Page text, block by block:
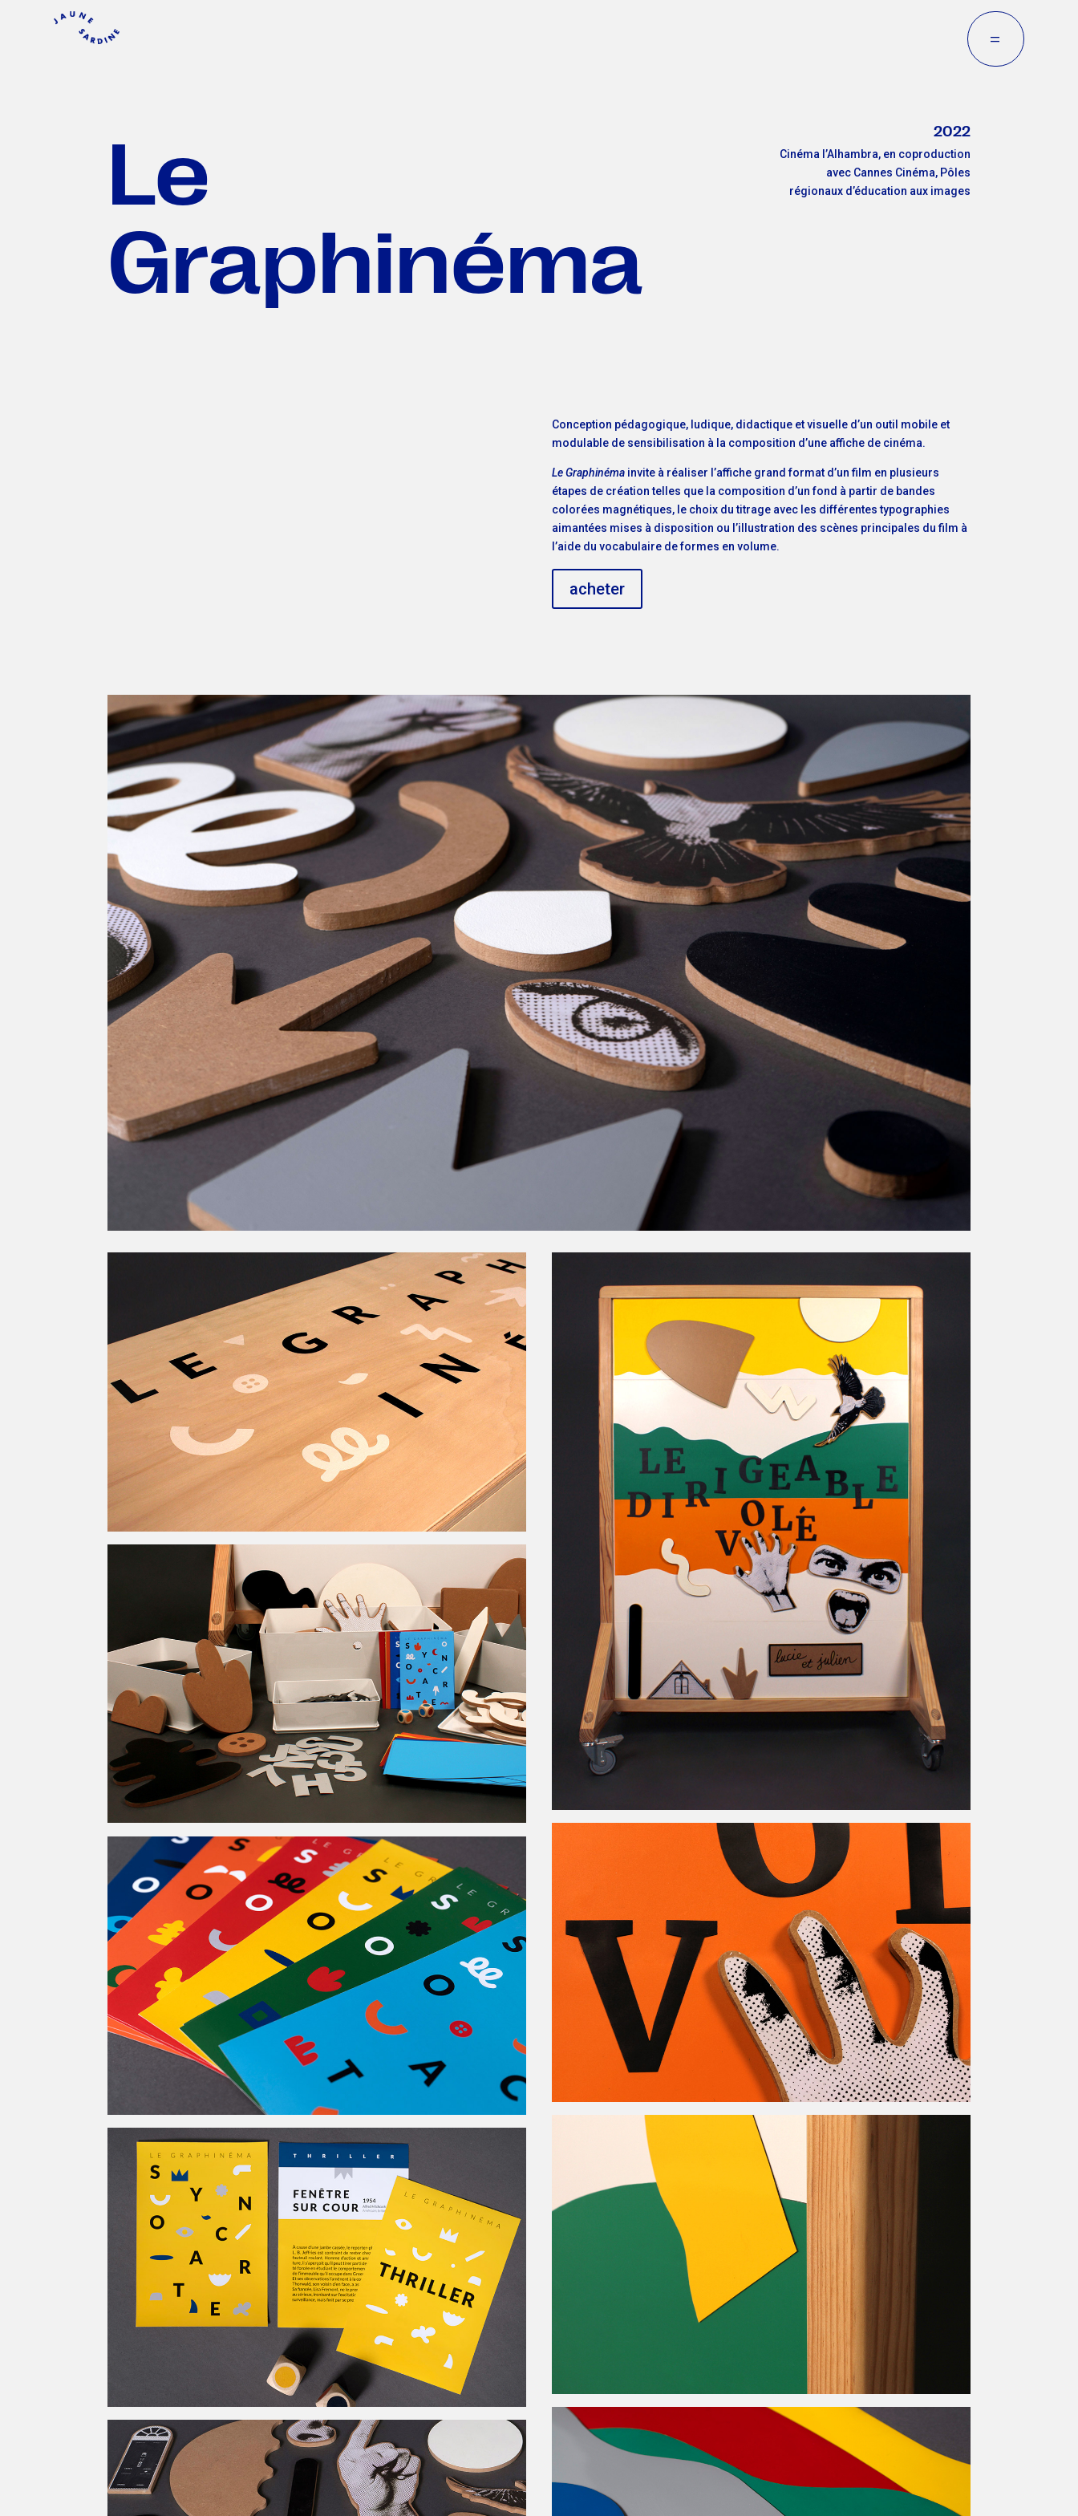
=
Le
Graphinéma
2022
Cinéma l’Alhambra, en coproduction
avec Cannes Cinéma, Pôles
régionaux d’éducation aux images
Conception pédagogique, ludique, didactique et visuelle d’un outil mobile et
modulable de sensibilisation à la composition d’une affiche de cinéma.
Le Graphinéma invite à réaliser l’affiche grand format d’un film en plusieurs
étapes de création telles que la composition d’un fond à partir de bandes
colorées magnétiques, le choix du titrage avec les différentes typographies
aimantées mises à disposition ou l’illustration des scènes principales du film à
l’aide du vocabulaire de formes en volume.
acheter